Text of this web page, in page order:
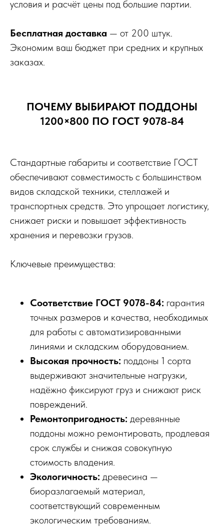
условия и расчёт цены под большие партии.
Бесплатная доставка — от 200 штук.
Экономим ваш бюджет при средних и крупных
заказах.
ПОЧЕМУ ВЫБИРАЮТ ПОДДОНЫ
1200×800 ПО ГОСТ 9078-84
Стандартные габариты и соответствие ГОСТ
обеспечивают совместимость с большинством
видов складской техники, стеллажей и
транспортных средств. Это упрощает логистику,
снижает риски и повышает эффективность
хранения и перевозки грузов.
Ключевые преимущества:
Соответствие ГОСТ 9078-84: гарантия
точных размеров и качества, необходимых
для работы с автоматизированными
линиями и складским оборудованием.
Высокая прочность: поддоны 1 сорта
выдерживают значительные нагрузки,
надёжно фиксируют груз и снижают риск
повреждений.
Ремонтопригодность: деревянные
поддоны можно ремонтировать, продлевая
срок службы и снижая совокупную
стоимость владения.
Экологичность: древесина —
биоразлагаемый материал,
соответствующий современным
экологическим требованиям.